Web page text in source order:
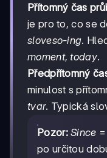
Přítomný čas
je pro to, co se
sloveso-ing.
moment,today.
Předpřítomný
minulost s
tvar. Typická
Pozor: Since
po určitou